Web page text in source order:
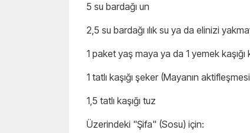
5 su bardağı un
2,5 su bardağı ılık su ya da elinizi
1 paket yaş maya ya da 1 yemek kaşığı
1 tatlı kaşığı şeker (Mayanın
1,5 tatlı kaşığı tuz
Üzerindeki "Şifa" (Sosu) için: